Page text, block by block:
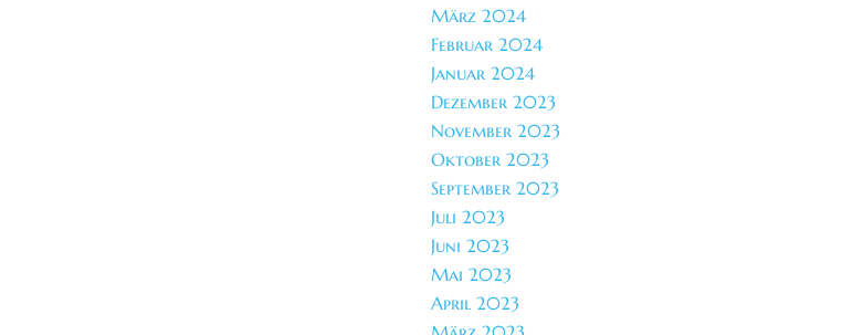
März 2024
Februar 2024
Januar 2024
Dezember 2023
November 2023
Oktober 2023
September 2023
Juli 2023
Juni 2023
Mai 2023
April 2023